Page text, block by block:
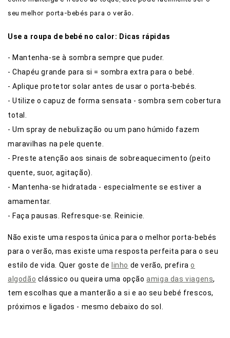
seu melhor porta-bebés para o verão.
Use a roupa de bebé no calor: Dicas rápidas
- Mantenha-se à sombra sempre que puder.
- Chapéu grande para si = sombra extra para o bebé.
- Aplique protetor solar antes de usar o porta-bebés.
- Utilize o capuz de forma sensata - sombra sem cobertura
total.
- Um spray de nebulização ou um pano húmido fazem
maravilhas na pele quente.
- Preste atenção aos sinais de sobreaquecimento (peito
quente, suor, agitação).
- Mantenha-se hidratada - especialmente se estiver a
amamentar.
- Faça pausas. Refresque-se. Reinicie.
Não existe uma resposta única para o melhor porta-bebés
para o verão, mas existe uma resposta perfeita para o seu
estilo de vida. Quer goste de linho de verão, prefirao
algodão clássico ou queira uma opçãoamiga das viagens,
tem escolhas que a manterão a si e ao seu bebé frescos,
próximos e ligados - mesmo debaixo do sol.